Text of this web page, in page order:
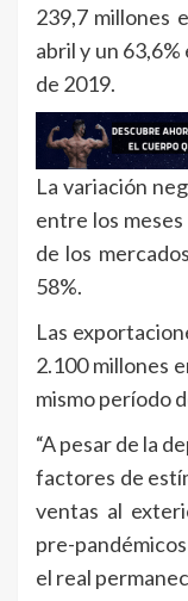
239,7 millones
abril y un
de 2019.
La variación
entre los
de los
58%.
Las
2.100 millones
mismo período
“A pesar de la
factores de
ventas al
pre-
el real